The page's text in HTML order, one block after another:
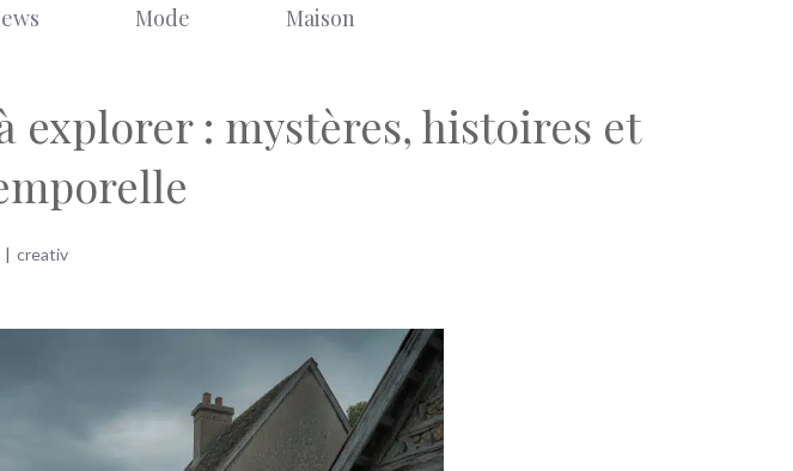
Mode Maison
explorer : mystères, histoires et
| creativ